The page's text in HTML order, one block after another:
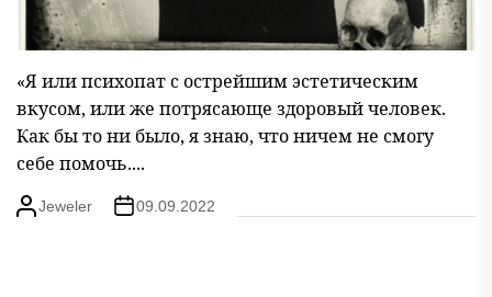
«Я или психопат с острейшим эстетическим
вкусом, или же потрясающе здоровый человек.
Как бы то ни было, я знаю, что ничем не смогу
себе помочь....
Jeweler 09.09.2022